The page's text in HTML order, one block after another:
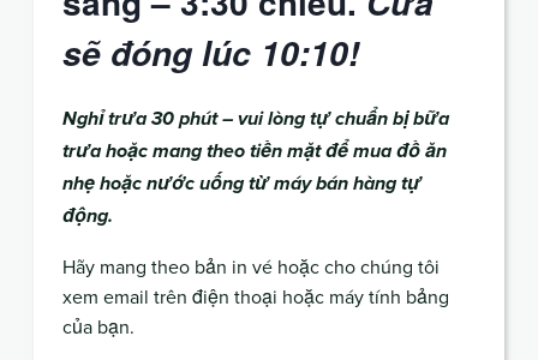
sẽ đóng lúc 10:10!
Nghỉ trưa 30 phút – vui lòng tự chuẩn bị bữa
trưa hoặc mang theo tiền mặt để mua đồ ăn
nhẹ hoặc nước uống từ máy bán hàng tự
động.
Hãy mang theo bản in vé hoặc cho chúng tôi
xem email trên điện thoại hoặc máy tính bảng
của bạn.